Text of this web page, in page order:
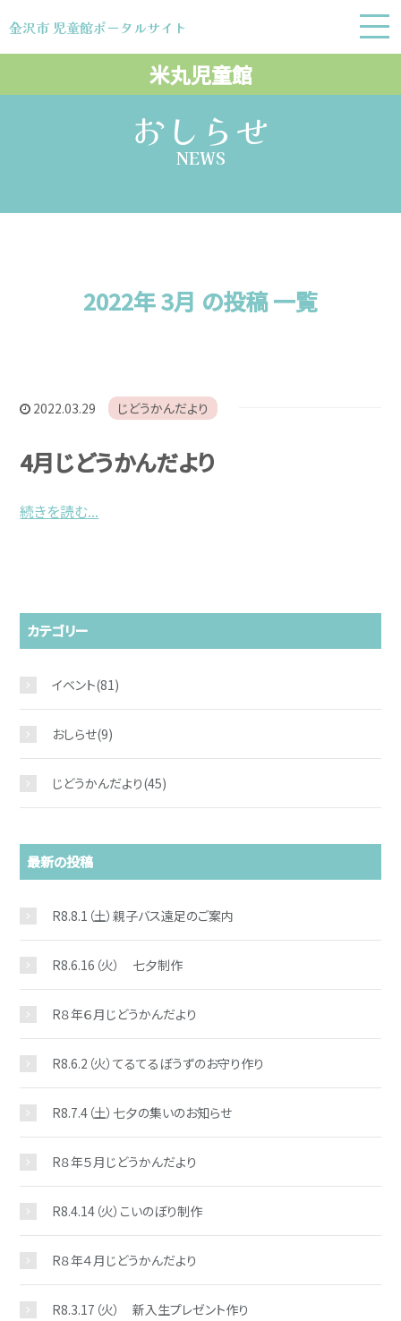
金沢市 児童館ポータルサイト
金沢市 児童館ポータルサイト
お問い合わせ
おしらせ
NEWS
2022年 3月 の投稿 一覧
2022.03.29 じどうかんだより
4月じどうかんだより
続きを読む...
カテゴリー
イベント(81)
おしらせ(9)
じどうかんだより(45)
最新の投稿
R8.8.1（土）親子バス遠足のご案内
R8.6.16（火） 七夕制作
R８年６月じどうかんだより
R8.6.2（火）てるてるぼうずのお守り作り
R8.7.4（土）七夕の集いのお知らせ
R８年５月じどうかんだより
R8.4.14（火）こいのぼり制作
R８年４月じどうかんだより
R8.3.17（火） 新入生プレゼント作り
米丸児童館